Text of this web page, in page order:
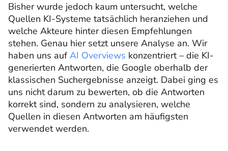
Bisher wurde jedoch kaum untersucht, welche
Quellen KI-Systeme tatsächlich heranziehen und
welche Akteure hinter diesen Empfehlungen
stehen. Genau hier setzt unsere Analyse an. Wir
haben uns aufAI Overviews konzentriert – die KI-
generierten Antworten, die Google oberhalb der
klassischen Suchergebnisse anzeigt. Dabei ging es
uns nicht darum zu bewerten, ob die Antworten
korrekt sind, sondern zu analysieren, welche
Quellen in diesen Antworten am häufigsten
verwendet werden.